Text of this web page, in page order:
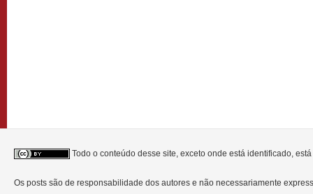
Todo o conteúdo desse site, exceto onde está identificado,
Os posts são de responsabilidade dos autores e não necessariamente